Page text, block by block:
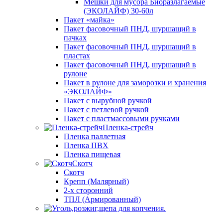
Мешки для мусора Биоразлагаемые
(ЭКОЛАЙФ) 30-60л
Пакет «майка»
Пакет фасовочный ПНД, шуршащий в
пачках
Пакет фасовочный ПНД, шуршащий в
пластах
Пакет фасовочный ПНД, шуршащий в
рулоне
Пакет в рулоне для заморозки и хранения
«ЭКОЛАЙФ»
Пакет с вырубной ручкой
Пакет с петлевой ручкой
Пакет с пластмассовыми ручками
Пленка-стрейч
Пленка паллетная
Пленка ПВХ
Пленка пищевая
Скотч
Скотч
Крепп (Малярный)
2-х сторонний
ТПЛ (Армированный)